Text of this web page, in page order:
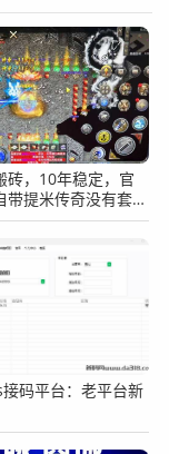
砖，10年稳定，官
带提米传奇没有套路
肉
码平台：老平台新